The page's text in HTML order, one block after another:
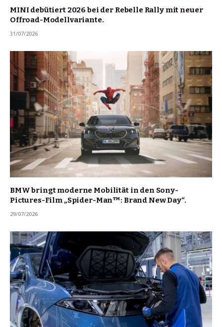
MINI debütiert 2026 bei der Rebelle Rally mit neuer
Offroad-Modellvariante.
31/07/2026
BMW bringt moderne Mobilität in den Sony-
Pictures-Film „Spider-Man™: Brand New Day“.
29/07/2026